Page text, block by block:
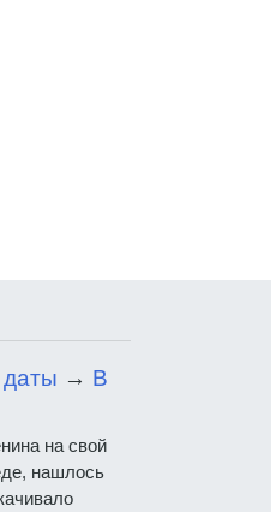
даты → В
на свой
нашлось